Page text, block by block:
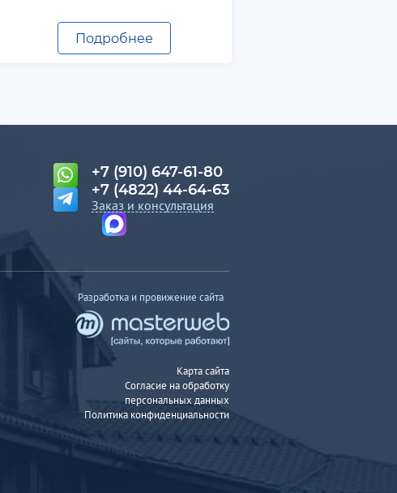
Подробнее
+7 (910) 647-61-80
+7 (4822) 44-64-63
Заказ и консультация
Разработка и провижение сайта
Карта сайта
Согласие на обработку
персональных данных
Политика конфиденциальности